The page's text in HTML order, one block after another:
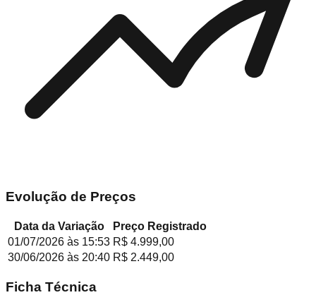
Evolução de Preços
Data da Variação
Preço Registrado
01/07/2026 às 15:53 R$ 4.999,00
30/06/2026 às 20:40 R$ 2.449,00
Ficha Técnica